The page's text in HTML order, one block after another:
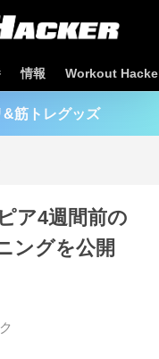
情報 Workout
筋トレグッズ
ア4週間前の
ングを公開